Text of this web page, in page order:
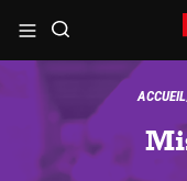
ACCUEIL